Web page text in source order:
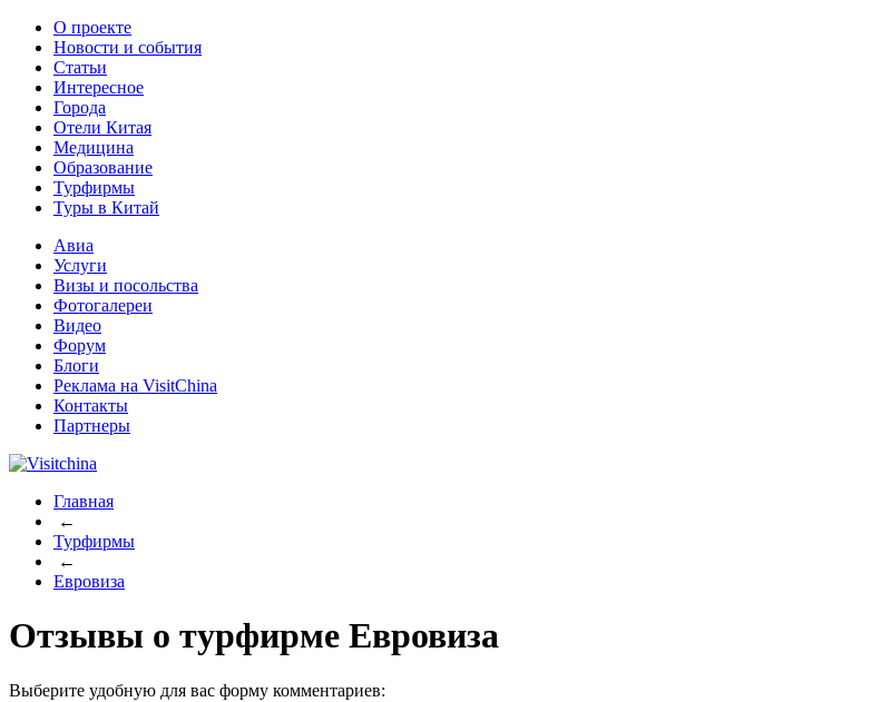
О проекте
Новости и события
Статьи
Интересное
Города
Отели Китая
Медицина
Образование
Турфирмы
Туры в Китай
Авиа
Услуги
Визы и посольства
Фотогалереи
Видео
Форум
Блоги
Реклама на VisitChina
Контакты
Партнеры
Главная
←
Турфирмы
←
Евровиза
Отзывы о турфирме Евровиза
Выберите удобную для вас форму комментариев: